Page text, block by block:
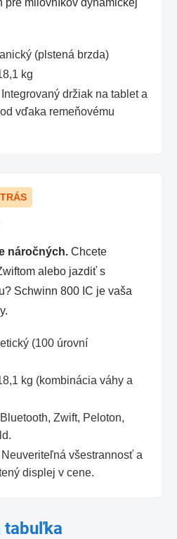
pre milovníkov dynamickej
(plstená brzda)
kg
Integrovaný držiak na tablet a
vďaka remeňovému
náročných. Chcete
alebo jazdiť s
Schwinn 800 IC je vaša
(100 úrovní
kg (kombinácia váhy a
Bluetooth, Zwift, Peloton,
Neuveriteľná všestrannosť a
displej v cene.
tabuľka